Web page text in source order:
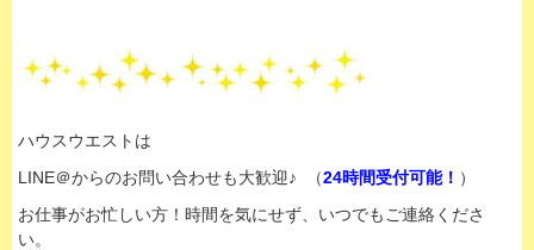
ハウスウエストは
LINE＠からのお問い合わせも大歓迎♪ （24時間受付可能！ ）
お仕事がお忙しい方！時間を気にせず、いつでもご連絡くださ
い。